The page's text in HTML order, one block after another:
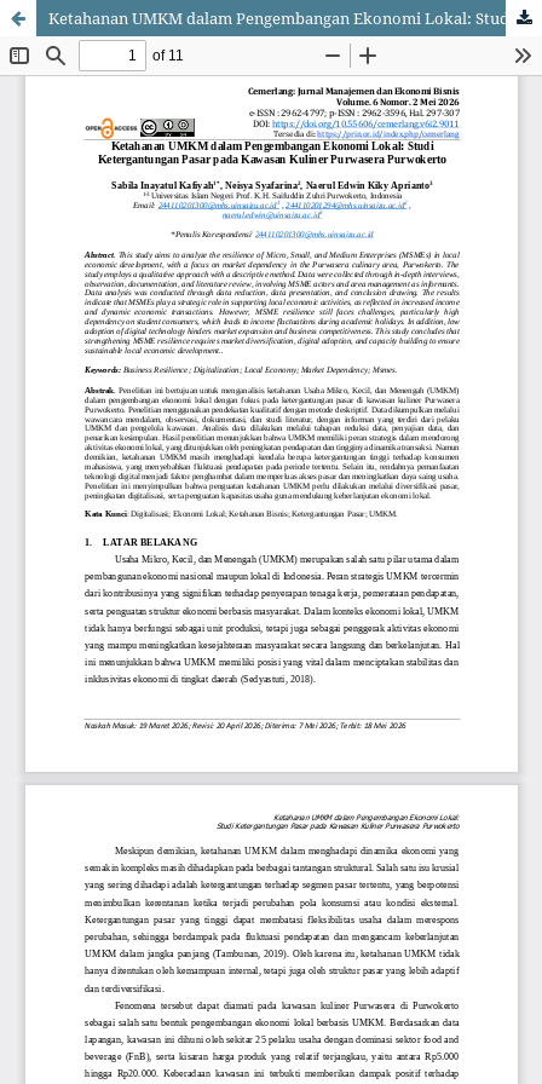
Ketahanan UMKM dalam Pengembangan Ekonomi Lokal: Studi Ketergantungan Pasar pada Kawasan Kuliner Purwasera Purwokerto